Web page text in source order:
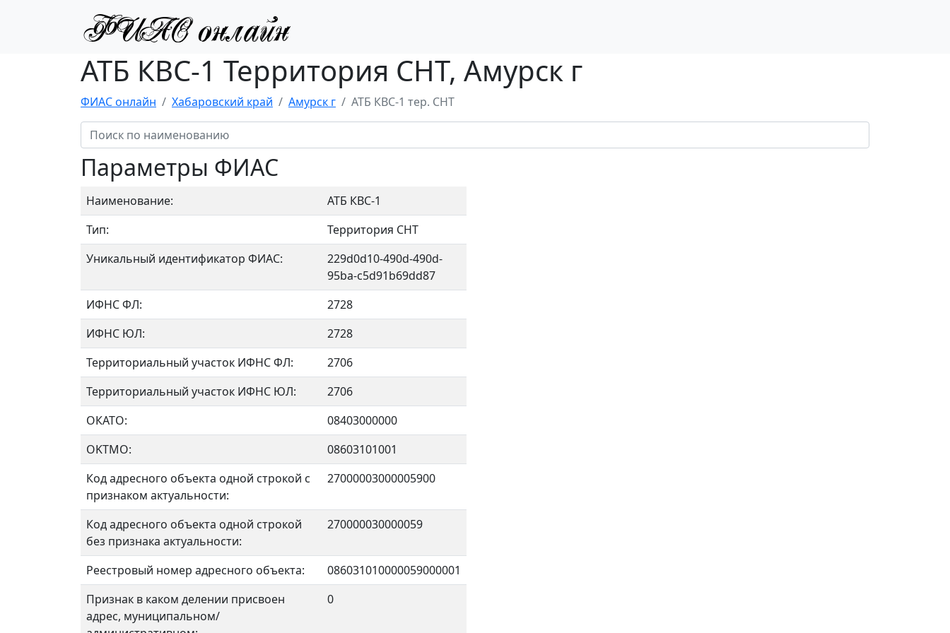
АТБ КВС-1 Территория СНТ, Амурск г
ФИАС онлайн Хабаровский край Амурск г АТБ КВС-1 тер. СНТ
Параметры ФИАС
Наименование:
АТБ КВС-1
Тип:
Территория СНТ
Уникальный идентификатор ФИАС:
229d0d10-490d-490d-
95ba-c5d91b69dd87
ИФНС ФЛ:
2728
ИФНС ЮЛ:
2728
Территориальный участок ИФНС ФЛ:
2706
Территориальный участок ИФНС ЮЛ:
2706
ОКАТО:
08403000000
OKTMO:
08603101001
Код адресного объекта одной строкой с
признаком актуальности:
27000003000005900
Код адресного объекта одной строкой
без признака актуальности:
270000030000059
Реестровый номер адресного объекта:
086031010000059000001
Признак в каком делении присвоен
адрес, муниципальном/
0